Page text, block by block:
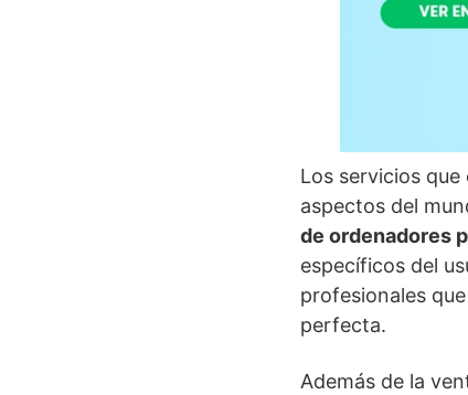
Los servicios que
aspectos del
de ordenadores
específicos del
profesionales
perfecta.
Además de la